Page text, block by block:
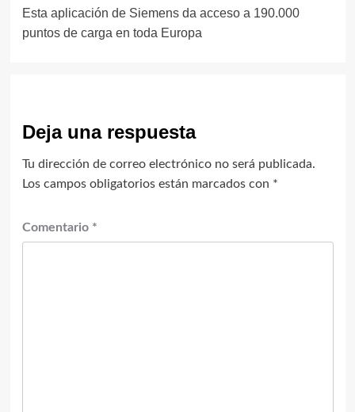
de
entradas
Esta aplicación de Siemens da acceso a 190.000
puntos de carga en toda Europa
Deja una respuesta
Tu dirección de correo electrónico no será publicada.
Los campos obligatorios están marcados con *
Comentario *